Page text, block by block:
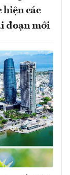
hiện các
đoạn mới